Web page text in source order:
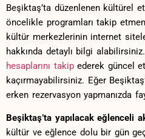
Beşiktaş’ta​ düzenlenen ⁢kültürel
⁣öncelikle programları⁣ takip
kültür ​merkezlerinin internet‌
⁢hakkında detaylı ‍bilgi⁢
hesaplarını ‌takipederek güncel
kaçırmayabilirsiniz. Eğer
erken⁣ rezervasyon yapmanızda
Beşiktaş’ta yapılacak eğlenceli‌
kültür ve eğlence dolu‌ bir ⁢gün